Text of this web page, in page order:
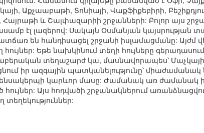
Աքչաաբաթի, Տոնիայի, Վաքֆիքեբիրի,
Հայրաթի և Շալփազարիի շրջանների: Բոլոր այս
էլ լազերով: Սակայն Օսմանյան կայսրության
են հանդիսացել շրջանի իսլամացմանը: Այժմ
Եթե նախկինում տեղի հույները գերադասում
տեղաշարժ կա, մասնավորապես՝
իր ազգային պատկանելությունը՝ միաժամանակ
կարևոր մասը: Ժամանակ առ ժամանակ
Այս հոդվածի շրջանակներում
տեղեկություններ: